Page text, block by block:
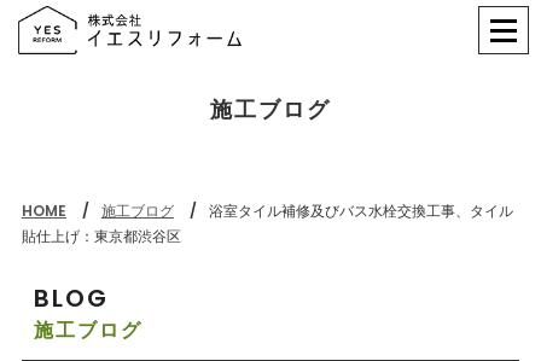
施工ブログ
HOME 施工ブログ
浴室タイル補修及びバス水栓交換工事、タイル
貼仕上げ：東京都渋谷区
BLOG
施工ブログ